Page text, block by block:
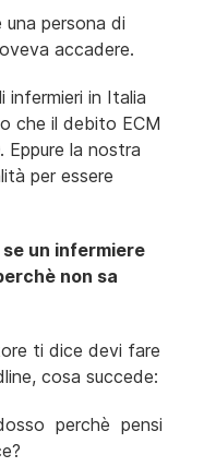
persona di
accadere.
infermieri in Italia
che il debito ECM
Eppure la nostra
per essere
un infermiere
non sa
ti dice devi fare
cosa succede:
perchè pensi